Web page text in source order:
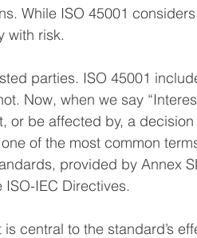
While ISO 45001
with risk.
parties. ISO 45001
Now, when we say
or be affected by, a
of the most common
provided by Annex
IEC Directives.
central to the standard’s